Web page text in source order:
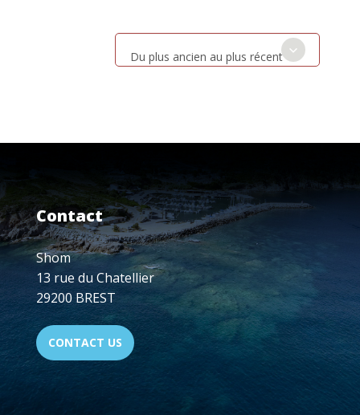
Du plus ancien au plus récent
Contact
Shom
13 rue du Chatellier
29200 BREST
CONTACT US